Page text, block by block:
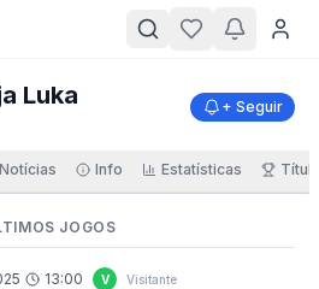
Luka + Seguir
Notícias Info Estatísticas
JOGOS
13:00 V Visitante